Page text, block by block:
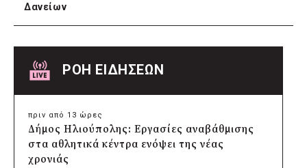
Δανείων
ΡΟΗ ΕΙΔΗΣΕΩΝ
πριν από 13 ώρες
Δήμος Ηλιούπολης: Εργασίες αναβάθμισης
στα αθλητικά κέντρα ενόψει της νέας
χρονιάς